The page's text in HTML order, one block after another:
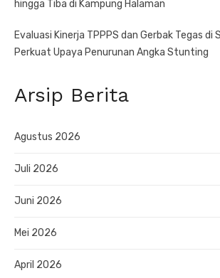
hingga Tiba di Kampung Halaman
Evaluasi Kinerja TPPPS dan Gerbak Tegas di
Perkuat Upaya Penurunan Angka Stunting
Arsip Berita
Agustus 2026
Juli 2026
Juni 2026
Mei 2026
April 2026